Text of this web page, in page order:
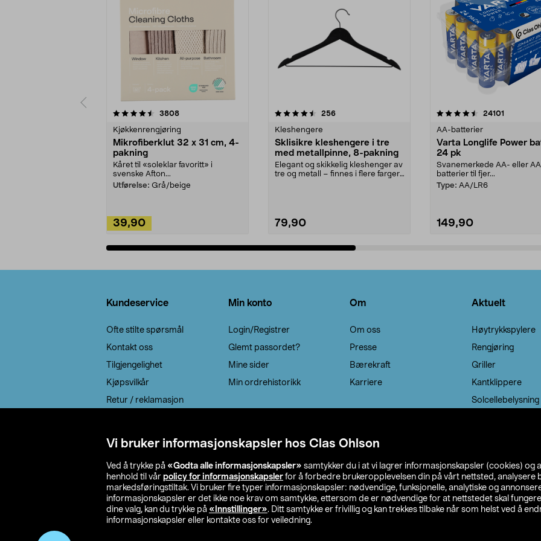
Vi bruker informasjonskapsler hos Clas Ohlson
Ved å trykke på «Godta alle informasjonskapsler» samtykker du i at vi lagrer informasjonskapsler (cookies) og
henhold til vår policy for informasjonskapsler for å forbedre brukeropplevelsen din på vårt nettsted, analysere
markedsføringstiltak. Vi bruker fire typer informasjonskapsler: nødvendige, funksjonelle, analytiske og
informasjonskapsler er det ikke noe krav om samtykke, ettersom de er nødvendige for at nettstedet skal
dine valg, kan du trykke på «Innstillinger». Ditt samtykke er frivillig og kan trekkes tilbake når som helst ved å
informasjonskapsler eller kontakte oss for veiledning.
3808anmeldelser
Kjøkkenrengjøring
Mikrofiberklut 32 x 31 cm, 4-
pakning
Kåret til «soleklar favoritt» i
svenske Afton...
Utførelse: Grå/beige
39,90
4.5av 5 stjerner 256anmeldelser
Kleshengere
Sklisikre kleshengere i tre
med metallpinne, 8-pakning
Elegant og skikkelig kleshenger av
tre og metall – finnes i flere farger.
79,90
4.5av 5 stjerner 24101
AA-batterier
Varta Longlife Power
24 pk
Svanemerkede AA- eller
batterier til fjer...
Type: AA/LR6
149,90
4.5av 5 stjerner
Kundeservice
Ofte stilte spørsmål
Kontakt oss
Tilgjengelighet
Kjøpsvilkår
Retur / reklamasjon
Min konto
Login/Registrer
Glemt passordet?
Mine sider
Min ordrehistorikk
Om
Om oss
Presse
Bærekraft
Karriere
Aktuelt
Høytrykkspylere
Rengjøring
Griller
Kantklippere
Solcellebelysning